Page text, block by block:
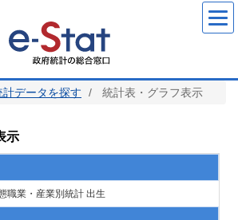
計データを探す 統計表・グラフ表示
示
職業・産業別統計 出生